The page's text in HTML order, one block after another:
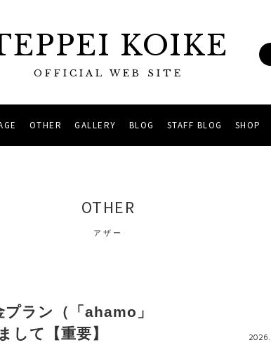
KOIKE
OFFICIAL WEB SITE
OTHER GALLERY BLOG STAFF BLOG SHOP
OTHER
アザー
ラン（「ahamo」
して【重要】